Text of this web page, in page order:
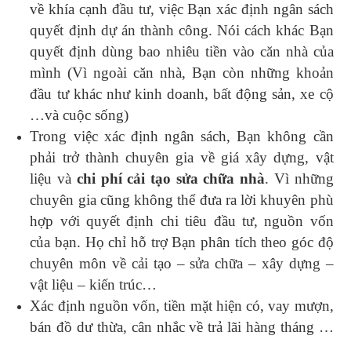
về khía cạnh đầu tư, việc Bạn xác định ngân sách
quyết định dự án thành công. Nói cách khác Bạn
quyết định dùng bao nhiêu tiền vào căn nhà của
mình (Vì ngoài căn nhà, Bạn còn những khoản
đầu tư khác như kinh doanh, bất động sản, xe cộ
…và cuộc sống)
Trong việc xác định ngân sách, Bạn không cần
phải trở thành chuyên gia về giá xây dựng, vật
liệu và chi phí cải tạo sửa chữa nhà. Vì những
chuyên gia cũng không thể đưa ra lời khuyên phù
hợp với quyết định chi tiêu đầu tư, nguồn vốn
của bạn. Họ chỉ hỗ trợ Bạn phân tích theo góc độ
chuyên môn về cải tạo – sửa chữa – xây dựng –
vật liệu – kiến trúc…
Xác định nguồn vốn, tiền mặt hiện có, vay mượn,
bán đồ dư thừa, cân nhắc về trả lãi hàng tháng …